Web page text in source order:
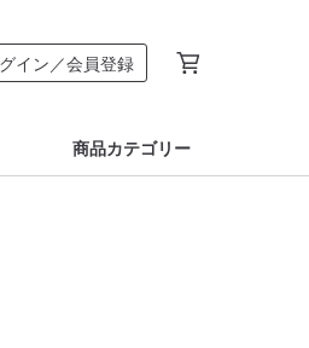
イン／会員登録
商品カテゴリー